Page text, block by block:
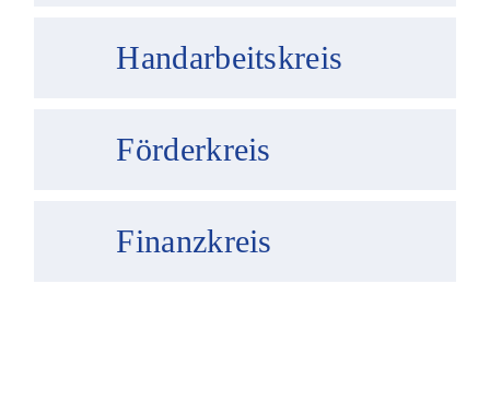
Handarbeitskreis
Förderkreis
Finanzkreis